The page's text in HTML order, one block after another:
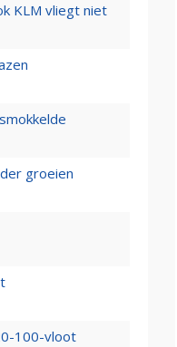
KLM vliegt niet
groeien
100-vloot